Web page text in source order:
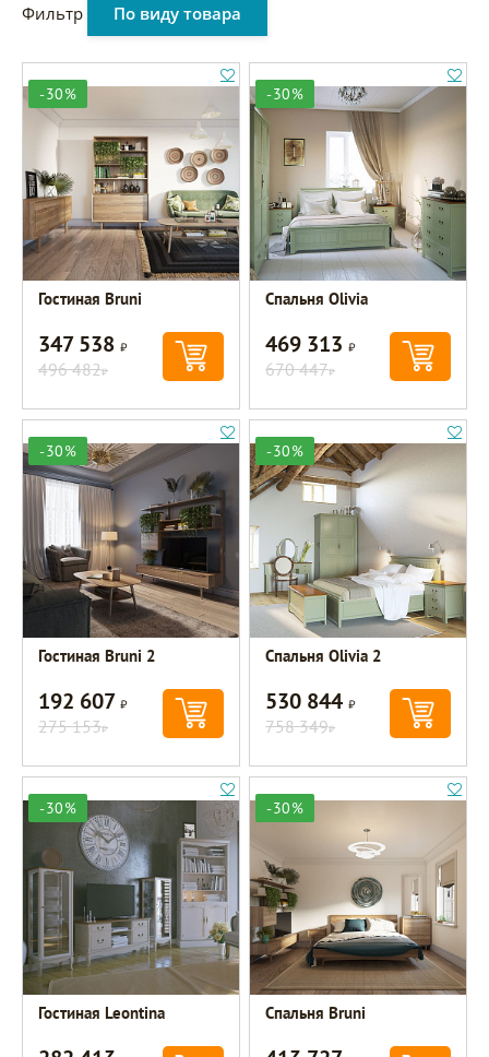
Фильтр По виду товара
-30%
Гостиная Bruni
347 538Р
496 482Р
-30%
Спальня Olivia
469 313Р
670 447Р
-30%
Гостиная Bruni 2
192 607Р
275 153Р
-30%
Спальня Olivia 2
530 844Р
758 349Р
-30%
Гостиная Leontina
-30%
Спальня Bruni